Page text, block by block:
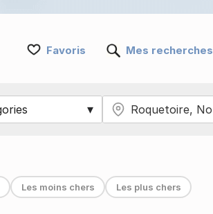
Favoris Mes recherches
Les moins chers Les plus chers